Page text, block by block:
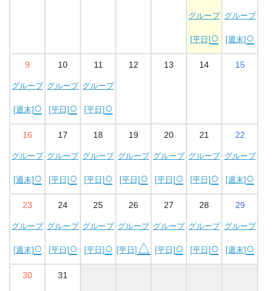
グループ
[平日] ○
グループ
[週末] ○
9
グループ
[週末] ○
10
グループ
[平日] ○
11
グループ
[平日] ○
12 13 14 15
16
グループ
[週末] ○
17
グループ
[平日] ○
18
グループ
[平日] ○
19
グループ
[平日] ○
20
グループ
[平日] ○
21
グループ
[平日] ○
22
グループ
[週末] ○
23
グループ
[週末] ○
24
グループ
[平日] ○
25
グループ
[平日] ○
26
グループ
[平日] △
27
グループ
[平日] ○
28
グループ
[平日] ○
29
グループ
[週末] ○
30 31